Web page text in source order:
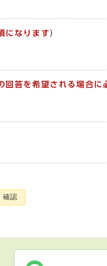
になります）
回答を希望される場合に
確認